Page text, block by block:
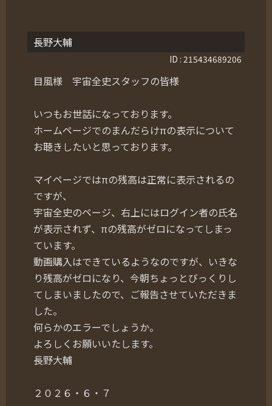
長野大輔
ID : 215434689206
目風様 宇宙全史スタッフの皆様
いつもお世話になっております。
ホームページでのまんだらけπの表示について
お聴きしたいと思っております。
マイページではπの残高は正常に表示されるの
ですが、
宇宙全史のページ、右上にはログイン者の氏名
が表示されず、πの残高がゼロになってしまっ
ています。
動画購入はできているようなのですが、いきな
り残高がゼロになり、今朝ちょっとびっくりし
てしまいましたので、ご報告させていただきま
した。
何らかのエラーでしょうか。
よろしくお願いいたします。
長野大輔
２０２６・６・７